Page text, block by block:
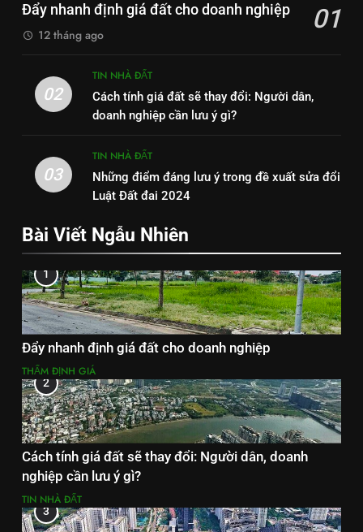
Đẩy nhanh định giá đất cho doanh nghiệp 01
12 tháng ago
02
TIN NHÀ ĐẤT
Cách tính giá đất sẽ thay đổi: Người dân,
doanh nghiệp cần lưu ý gì?
03
TIN NHÀ ĐẤT
Những điểm đáng lưu ý trong đề xuất sửa đổi
Luật Đất đai 2024
Bài Viết Ngẫu Nhiên
1
Đẩy nhanh định giá đất cho doanh nghiệp
THẨM ĐỊNH GIÁ
2
Cách tính giá đất sẽ thay đổi: Người dân, doanh
nghiệp cần lưu ý gì?
TIN NHÀ ĐẤT
3